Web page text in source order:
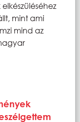
mint ami
mind az